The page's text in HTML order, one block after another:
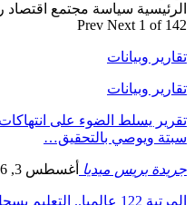
الرئيسية سياسة مجتمع
Prev Next 1 of 142
تقارير وبيانات
تقارير وبيانات
تقرير يسلط الضوء على
سبتة ويوصي بالتحقيق…
جريدة بريس ميديا أغسطس 3, 2026
المرتبة 122 عالميا..